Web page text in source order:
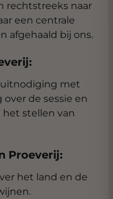
rechtstreeks naar
een centrale
afgehaald bij ons.
met
de sessie en
het stellen van
Proeverij:
het land en de